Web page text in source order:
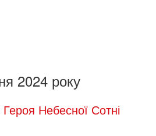
2024 року
Небесної Сотні